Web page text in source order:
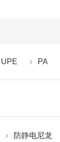
UPE PA
防静电尼龙